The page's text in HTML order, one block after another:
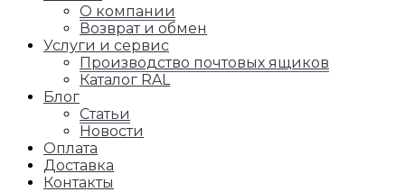
О компании
Возврат и обмен
Услуги и сервис
Производство почтовых ящиков
Каталог RAL
Блог
Статьи
Новости
Оплата
Доставка
Контакты